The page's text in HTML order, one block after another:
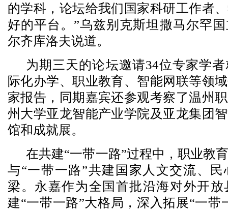
的学科，论坛给我们国家科研工作者
好的平台。”乌兹别克斯坦撒马尔罕
尔齐库洛夫说道。
为期三天的论坛邀请34位专家学
际化办学、职业教育、智能网联等领
家报告，同期嘉宾还参观考察了温州
州大学亚龙智能产业学院及亚龙集团
馆和成就展。
在共建“一带一路”过程中，职业教
与“一带一路”共建国家人文交流、
梁。永嘉作为全国首批沿海对外开
建“一带一路”大格局，深入拓展“一带